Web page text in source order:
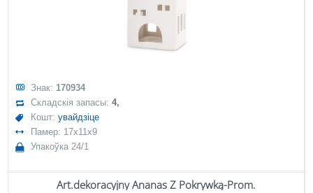
Знак: 170934
Складскія запасы:4,
Кошт:увайдзіце
Памер: 17x11x9
Упакоўка 24/1
Art.dekoracyjny Ananas Z Pokrywką-Prom.